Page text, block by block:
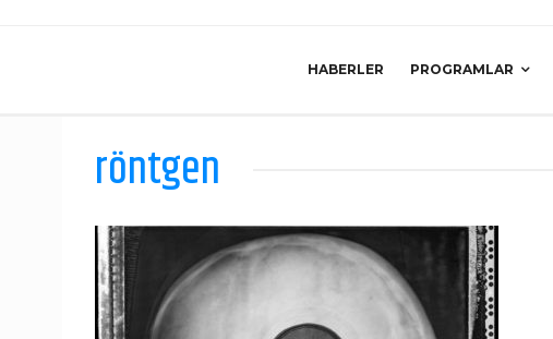
HABERLER PROGRAMLAR
röntgen